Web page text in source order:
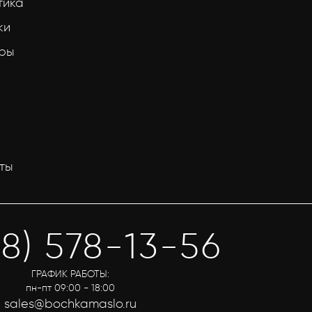
578-13-56
ГРАФИК РАБОТЫ:
пн-пт 09:00 - 18:00
sales@bochkamaslo.ru